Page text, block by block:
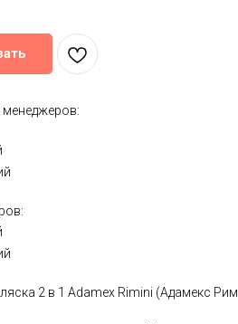
2 в 1 Adamex Rimini (Адамекс